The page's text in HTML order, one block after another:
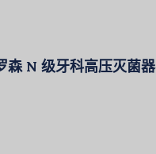
森 N 级牙科高压灭菌器